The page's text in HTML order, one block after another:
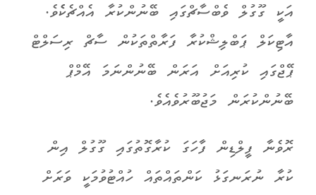
އަކީ ގޫގުލް ވެބްސާޗްގައި ބޭނުންކުރާ އެއްޗެކެެވެ.
އާޓިކަލް ޕަބްލިޝްކުރާ ފަރާތްތަކުން ސާޗް ރިސަލްޓް
ޕޭޖްގައި ކުރިއަށް އަރަން ބޭނުންނަމަ އޭމްޕް
ބޭނުންކުރަން މަޖުބޫރުވެއެވެ.
ރޮވެނާ ފީލްޑިން ފާހަގަ ކުރާގޮތުގައި ގޫގުލް އިން
ކުރާ ނުރަނގަޅު ކަންތައްތައް ހުއްޓުވުމަކީ ވަރަށް